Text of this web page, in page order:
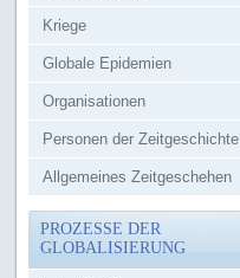
Kriege
Globale Epidemien
Organisationen
Personen der Zeitgeschichte
Allgemeines Zeitgeschehen
PROZESSE DER
GLOBALISIERUNG